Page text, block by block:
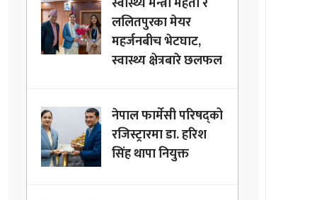
ललितपुरका मेयर
महर्जनबीच भेटघाट,
स्वास्थ्य क्षेत्रबारे छलफल
नेपाल फार्मेसी परिषद्को
रजिस्ट्रारमा डा. हरिश
सिंह थापा नियुक्त